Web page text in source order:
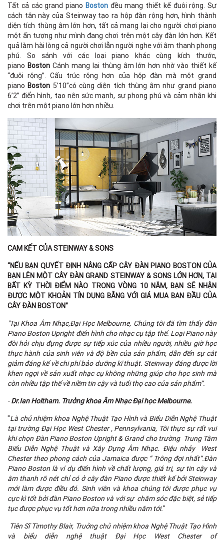
Tất cả cácgrand piano Boston đều mang thiết kế đuôi rộng. Sự
cách tân này của Steinway tạo ra hộp đàn rộng hơn, hình thành
diện tích thùng âm lớn hơn, tất cả mang lại cho người chơi piano
một ấn tượng như mình đang chơi trên một cây đàn lớn hơn. Kết
quả làm hài lòng cả người chơi lẫn người nghe với âm thanh phong
phú. So sánh với các loại piano khác cùng kích thước,
piano Boston Cánh mang lại thùng âm lớn hơn nhờ vào thiết kế
“đuôi rộng”. Cấu trúc rộng hơn của hộp đàn mà một grand
piano Boston 5’10’’có cùng diện tích thùng âm như grand piano
6’2’’ điển hình, tạo nên sức mạnh, sự phong phú và cảm nhận khi
chơi trên một piano lớn hơn nhiều.
CAM KẾT CỦA STEINWAY & SONS
“NẾU BẠN QUYẾT ĐỊNH NÂNG CẤP CÂY ĐÀN PIANO BOSTONCỦA
BẠN LÊN MỘT CÂY ĐÀN GRAND STEINWAY & SONSLỚN HƠN, TẠI
BẤT KỲ THỜI ĐIỂM NÀO TRONG VÒNG 10 NĂM, BẠN SẼ NHẬN
ĐƯỢC MỘT KHOẢN TÍN DỤNG BẰNG VỚI GIÁ MUA BAN ĐẦU CỦA
CÂY ĐÀN BOSTON”
"Tại Khoa Âm Nhạc,Đại Học Melbourne, Chúng tôi đã tìm thấy đàn
Piano Boston Upright điển hình cho nhạc cụ tập thể. Loại Piano này
đòi hỏi chịu đựng được sự tiếp xúc của nhiều người, nhiều giờ học
thực hành của sinh viên và độ bền của sản phẩm, dẫn đến sự cắt
giảm đáng kể về chi phí bảo dưỡng kĩ thuật. Steinway đáng được lời
khen ngợi về sản xuất nhạc cụ không những giúp cho học sinh mà
còn nhiều tập thể về niềm tin cậy và tuổi thọ cao của sản phẩm“.
-Dr.Ian Holtham. Trưởng khoa Âm Nhạc Đại học Melbourne.
"Là chủ nhiệm khoa Nghệ Thuật Tạo Hình và Biểu Diễn Nghệ Thuật
tại trường Đại Học West Chester , Pennsylvania, Tôi thực sự rất vui
khi chọn Đàn Piano Boston Upright & Grand cho trường Trung Tâm
Biểu Diễn Nghệ Thuật và Xây Dựng Âm Nhạc. Điệu nhảy West
Chester theo phong cách của Jamaica được “ Trông đợi nhất“.Đàn
Piano Boston là ví dụ điển hình về chất lượng, giá trị, sự tin cậy và
âm thanh rõ nét chỉ có ở cây đàn Piano được thiết kế bởi Steinway
mới làm được điều đó. Sinh viên và khoa chúng tôi được phục vụ
cực kì tốt bởi đàn Piano Boston và với sự chăm sóc đặc biệt, sẻ tiếp
tục được phục vụ tốt hơn nữa trong nhiều năm tới."
Tiên Sĩ Timothy Blair, Truởng chủ nhiệm khoa Nghệ Thuật Tạo Hình
và biểu diễn nghệ thuật Đại Học West Chester of